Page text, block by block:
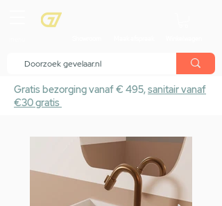
Gratis bezorging vanaf € 495,sanitair vanaf
€30 gratis